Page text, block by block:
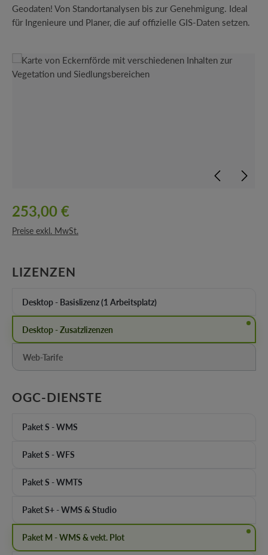
Geodaten! Von Standortanalysen bis zur Genehmigung. Ideal
für Ingenieure und Planer, die auf offizielle GIS-Daten setzen.
Bildergalerie überspringen
253,00 €
Preise exkl. MwSt.
LIZENZEN
Desktop - Basislizenz (1 Arbeitsplatz)
Desktop - Zusatzlizenzen
Web-Tarife
(Diese Option ist zurzeit nicht verfügbar.)
OGC-DIENSTE
Paket S - WMS
Paket S - WFS
Paket S - WMTS
Paket S+ - WMS & Studio
Paket M - WMS & vekt. Plot